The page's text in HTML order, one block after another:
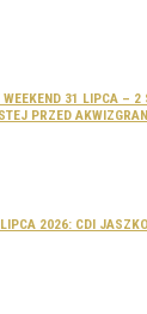
WEEKEND 31 LIPCA –
PRZED
2026: CDI